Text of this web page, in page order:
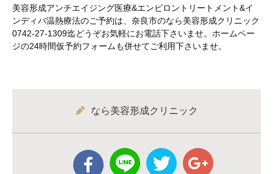
美容形成アンチエイジング医療&エンビロントリートメント&イ
ンディバ温熱療法のご予約は、奈良市のなら美容形成クリニック
0742-27-1309迄どうぞお気軽にお電話下さいませ。ホームペー
ジの24時間仮予約フォームも併せてご利用下さいませ。
なら美容形成クリニック